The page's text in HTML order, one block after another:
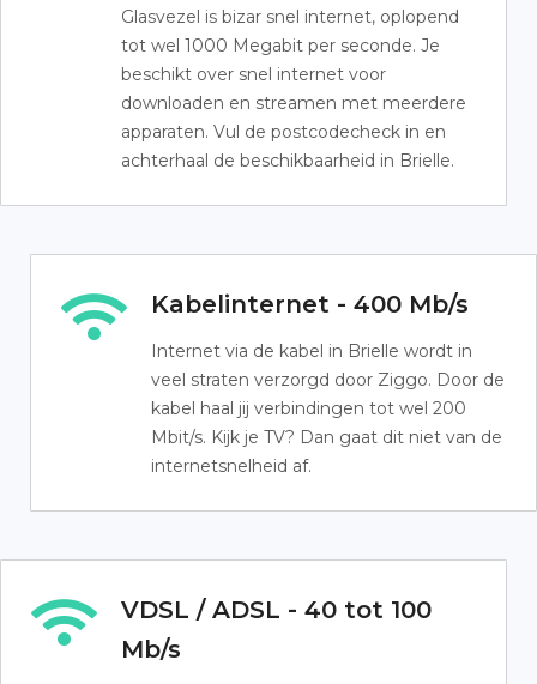
Glasvezel is bizar snel internet, oplopend
tot wel 1000 Megabit per seconde. Je
beschikt over snel internet voor
downloaden en streamen met meerdere
apparaten. Vul de postcodecheck in en
achterhaal de beschikbaarheid in Brielle.
Kabelinternet - 400 Mb/s
Internet via de kabel in Brielle wordt in
veel straten verzorgd door Ziggo. Door de
kabel haal jij verbindingen tot wel 200
Mbit/s. Kijk je TV? Dan gaat dit niet van de
internetsnelheid af.
VDSL / ADSL - 40 tot 100
Mb/s